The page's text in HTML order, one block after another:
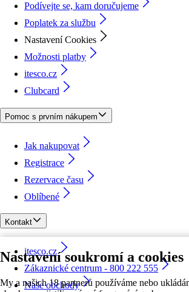
Nastavení soukromí a cookies
My a našich 18 partnerů používáme nebo
Podívejte se, kam doručujeme
Poplatek za službu
Nastavení Cookies
Možnosti platby
itesco.cz
Clubcard
Pomoc s prvním nákupem
Jak nakupovat
Registrace
Rezervace času
Oblíbené
Kontakt
itesco.cz
Zákaznické centrum - 800 222 555
Naše obchody